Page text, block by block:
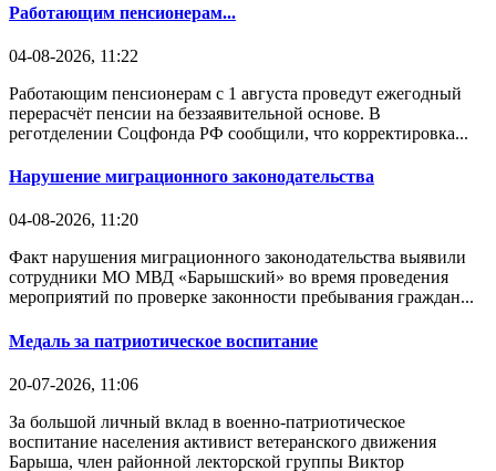
Работающим пенсионерам...
04-08-2026, 11:22
Работающим пенсионерам с 1 августа проведут ежегодный
перерасчёт пенсии на беззаявительной основе. В
реготделении Соцфонда РФ сообщили, что корректировка...
Нарушение миграционного законодательства
04-08-2026, 11:20
Факт нарушения миграционного законодательства выявили
сотрудники МО МВД «Барышский» во время проведения
мероприятий по проверке законности пребывания граждан...
Медаль за патриотическое воспитание
20-07-2026, 11:06
За большой личный вклад в военно-патриотическое
воспитание населения активист ветеранского движения
Барыша, член районной лекторской группы Виктор